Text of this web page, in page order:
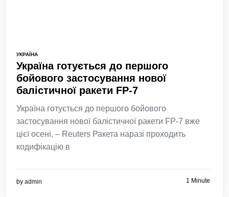
УКРАЇНА
Україна готується до першого
бойового застосування нової
балістичної ракети FP-7
Україна готується до першого бойового
застосування нової балістичної ракети FP-7 вже
цієї осені, – Reuters Ракета наразі проходить
кодифікацію в
by admin 1 Minute